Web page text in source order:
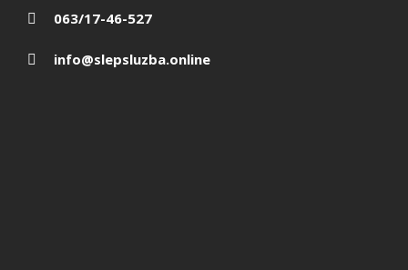
063/17-46-527
info@slepsluzba.online